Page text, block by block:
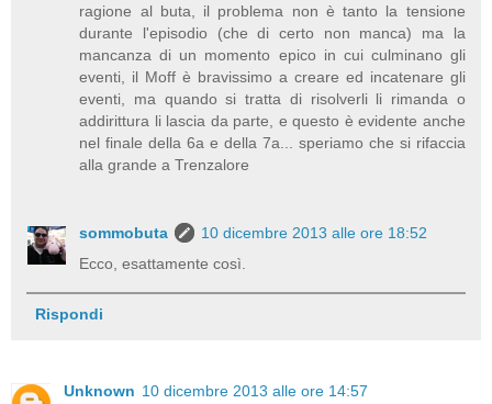
ragione al buta, il problema non è tanto la tensione
durante l'episodio (che di certo non manca) ma la
mancanza di un momento epico in cui culminano gli
eventi, il Moff è bravissimo a creare ed incatenare gli
eventi, ma quando si tratta di risolverli li rimanda o
addirittura li lascia da parte, e questo è evidente anche
nel finale della 6a e della 7a... speriamo che si rifaccia
alla grande a Trenzalore
sommobuta
10 dicembre 2013 alle ore 18:52
Ecco, esattamente così.
Rispondi
Unknown 10 dicembre 2013 alle ore 14:57